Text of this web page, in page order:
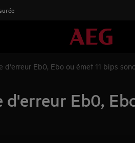
Eb0, Ebo ou émet 11 bips
Eb0,